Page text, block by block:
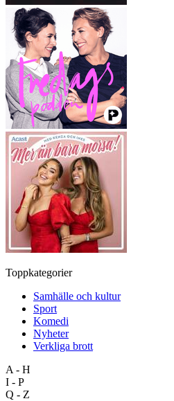
Toppkategorier
Samhälle och kultur
Sport
Komedi
Nyheter
Verkliga brott
A - H
I - P
Q - Z